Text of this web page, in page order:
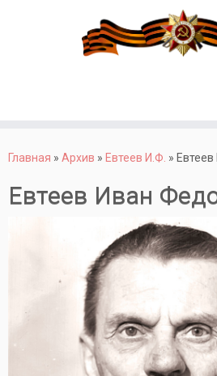
Главная » Архив » Евтеев И.Ф. »
Евтеев Иван